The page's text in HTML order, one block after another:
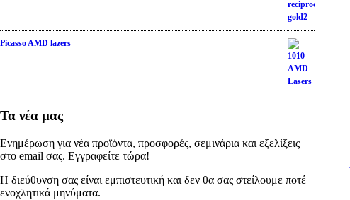
Picasso AMD lazers
Τα νέα μας
Ενημέρωση για νέα προϊόντα, προσφορές, σεμινάρια και εξελίξεις
στο email σας. Εγγραφείτε τώρα!
Η διεύθυνση σας είναι εμπιστευτική και δεν θα σας στείλουμε ποτέ
ενοχλητικά μηνύματα.